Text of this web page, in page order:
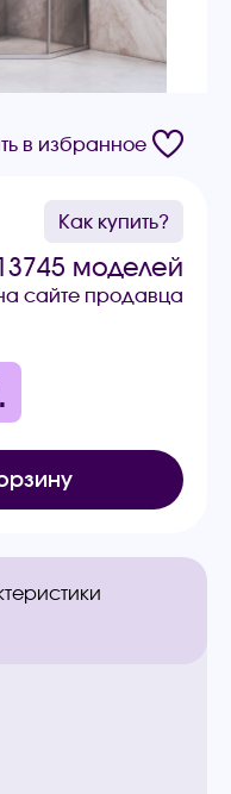
в избранное
Как купить?
моделей
сайте продавца